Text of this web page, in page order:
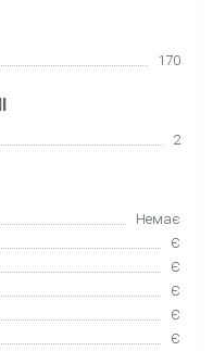
170
2
Немає
Є
Є
Є
Є
Є